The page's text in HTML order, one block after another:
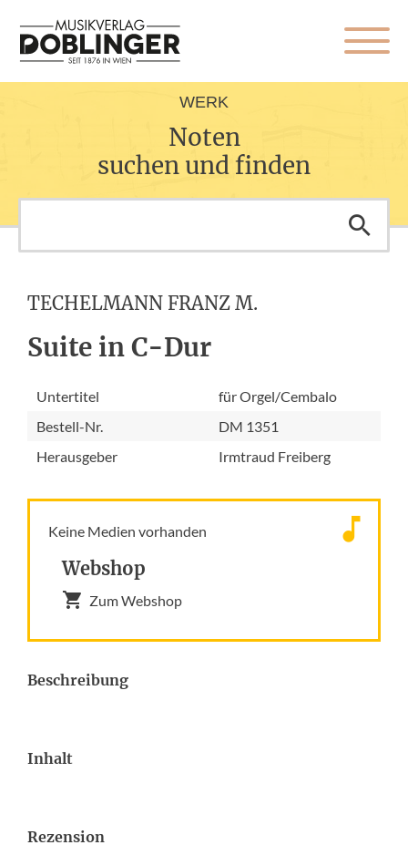
WERK
Noten
suchen und finden
TECHELMANN FRANZ M.
Suite in C-Dur
Untertitel
für Orgel/Cembalo
Bestell-Nr.
DM 1351
Herausgeber
Irmtraud Freiberg
Keine Medien vorhanden
Webshop
Zum Webshop
Beschreibung
Inhalt
Rezension